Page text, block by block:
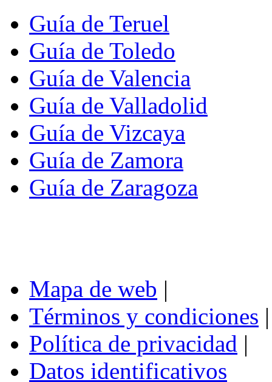
Guía de Teruel
Guía de Toledo
Guía de Valencia
Guía de Valladolid
Guía de Vizcaya
Guía de Zamora
Guía de Zaragoza
Mapa de web |
Términos y condiciones |
Política de privacidad |
Datos identificativos